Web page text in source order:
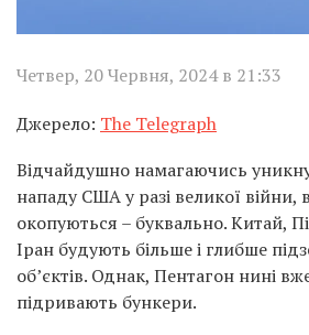
Четвер, 20 Червня, 2024 в 21:33
Джерело: The Telegraph
Відчайдушно намагаючись
нападу США у разі великої
окопуються – буквально. Китай,
Іран будують більше і глибше
об’єктів. Однак, Пентагон нині
підривають бункери.